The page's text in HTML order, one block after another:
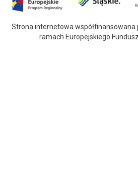
Strona internetowa współfinansowana
ramach Europejskiego